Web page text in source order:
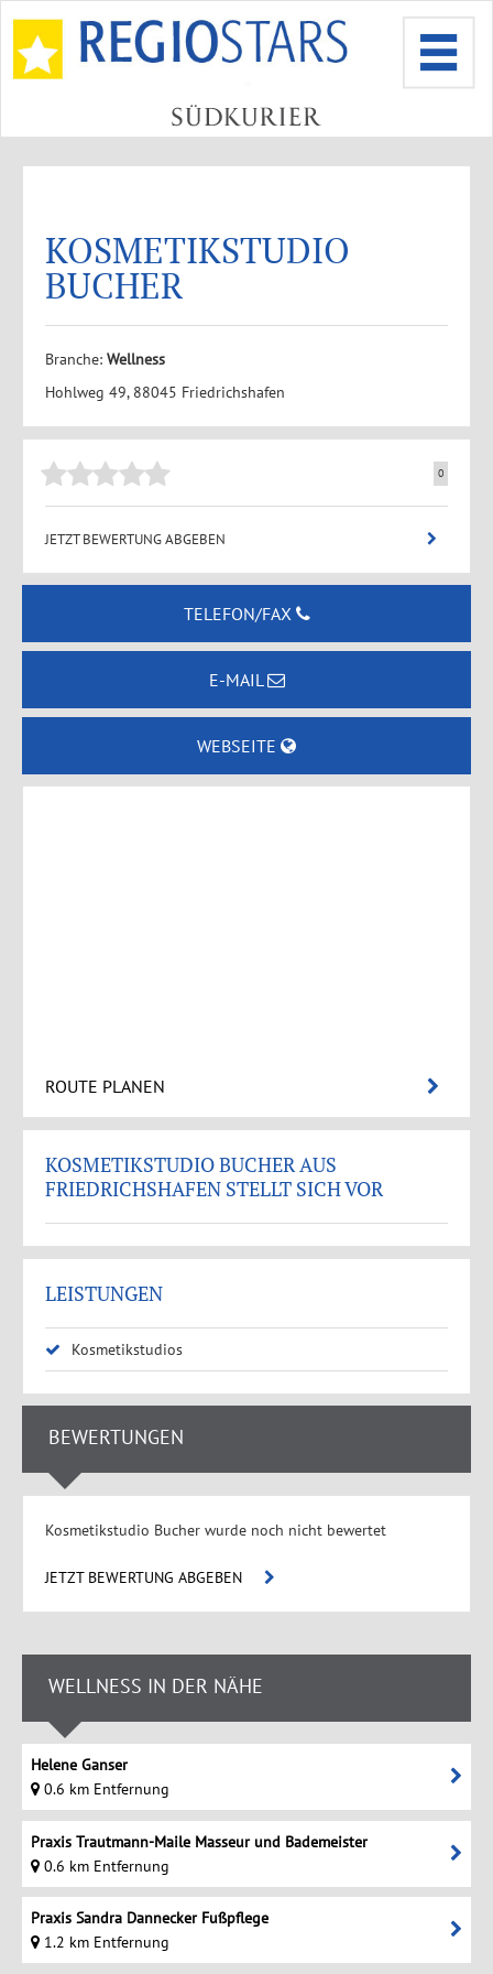
KOSMETIKSTUDIO
BUCHER
Branche: Wellness
Hohlweg 49, 88045 Friedrichshafen
0
JETZT BEWERTUNG ABGEBEN
TELEFON/FAX
E-MAIL
WEBSEITE
ROUTE PLANEN
KOSMETIKSTUDIO BUCHER AUS
FRIEDRICHSHAFEN STELLT SICH VOR
LEISTUNGEN
Kosmetikstudios
BEWERTUNGEN
Kosmetikstudio Bucher wurde noch nicht bewertet
JETZT BEWERTUNG ABGEBEN
WELLNESS IN DER NÄHE
Helene Ganser
0.6 km Entfernung
Praxis Trautmann-Maile Masseur und Bademeister
0.6 km Entfernung
Praxis Sandra Dannecker Fußpflege
1.2 km Entfernung